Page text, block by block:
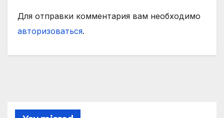
Для отправки комментария вам необходимо
авторизоваться.